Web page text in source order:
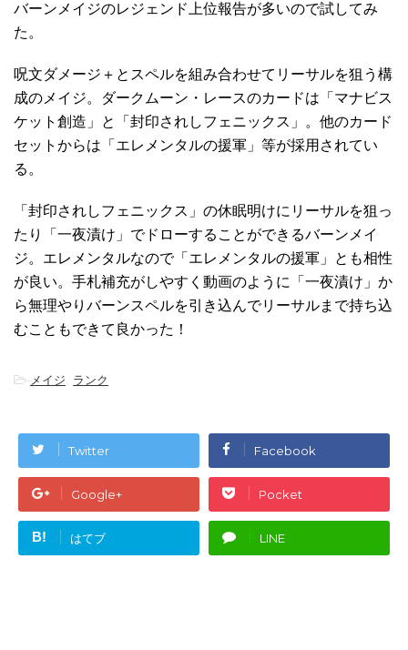
バーンメイジのレジェンド上位報告が多いので試してみ
た。
呪文ダメージ＋とスペルを組み合わせてリーサルを狙う構
成のメイジ。ダークムーン・レースのカードは「マナビス
ケット創造」と「封印されしフェニックス」。他のカード
セットからは「エレメンタルの援軍」等が採用されてい
る。
「封印されしフェニックス」の休眠明けにリーサルを狙っ
たり「一夜漬け」でドローすることができるバーンメイ
ジ。エレメンタルなので「エレメンタルの援軍」とも相性
が良い。手札補充がしやすく動画のように「一夜漬け」か
ら無理やりバーンスペルを引き込んでリーサルまで持ち込
むこともできて良かった！
-メイジ, ランク
Twitter Facebook
Google+ Pocket
B! はてブ LINE